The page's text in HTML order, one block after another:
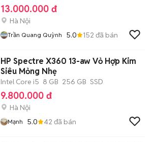
13.000.000 đ
Hà Nội
Trần Quang Quỳnh 5.0 152 đã bán
HP Spectre X360 13-aw Vỏ Hợp Kim
Siêu Mỏng Nhẹ
Intel Core i5 8 GB 256 GB SSD
9.800.000 đ
Hà Nội
Mạnh 5.0 42 đã bán